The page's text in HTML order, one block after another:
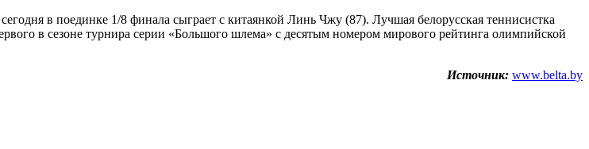
в поединке 1/8 финала сыграет с китаянкой Линь Чжу (87). Лучшая белорусская теннисистка
в сезоне турнира серии «Большого шлема» с десятым номером мирового рейтинга олимпийской
Источник: www.belta.by